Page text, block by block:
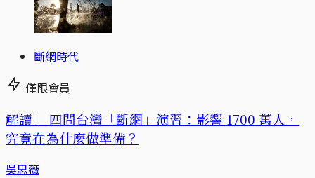
斷網時代
僅限會員
解讀｜ 四問台灣「斷網」演習：影響 1700 萬人，
究竟在為什麼做準備？
吳思薇